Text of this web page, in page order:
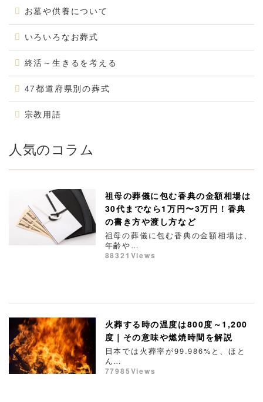
お墓や供養について
いろいろなお葬式
終活～生きるを考える
47都道府県別の葬式
宗教用語
人気のコラム
祖母の葬儀に包む香典の金額相場は
30代までなら1万円〜3万円！香典
の書き方や渡し方など
祖母の葬儀に包む香典の金額相場は、
年齢や…
88321Views
火葬する時の温度は800度～1,200
度｜その意味や燃焼時間を解説
日本では火葬率が99.986%と、ほと
ん…
77985Views